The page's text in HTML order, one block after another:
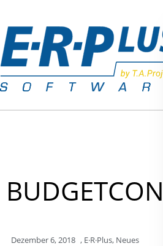
Dezember 6, 2018 , E·R·Plus, Neues